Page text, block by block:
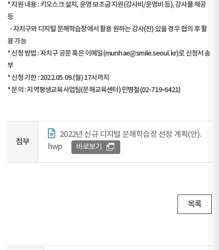
* 지원 내용 : 키오스크 설치, 운영 보조금 지원(강사비/운영비 등), 강사풀 제공
등
- 자치구와 디지털 문해학습장에서 활용 원하는 강사(잔) 있을 경우 협의 후 활
용 가능
* 신청 방법 : 자치구 공문 혹은 이메일(munhae@smile.seoul.kr)로 신청서 송
부
* 신청 기한 : 2022.05.09.(월) 17시까지
* 문의 : 지역평생교육사업팀(문해교육센터) 민병철(02-719-6421)
첨부
2022년 신규 디지털 문해학습장 선정 계획(안).
hwp
바로보기
목록